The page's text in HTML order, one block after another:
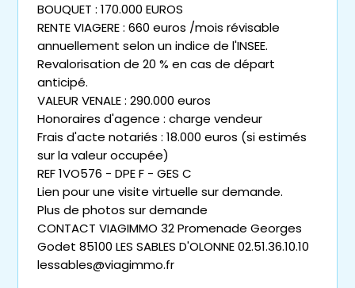
BOUQUET : 170.000 EUROS
RENTE VIAGERE : 660 euros /mois révisable
annuellement selon un indice de l'INSEE.
Revalorisation de 20 % en cas de départ
anticipé.
VALEUR VENALE : 290.000 euros
Honoraires d'agence : charge vendeur
Frais d'acte notariés : 18.000 euros (si estimés
sur la valeur occupée)
REF 1VO576 - DPE F - GES C
Lien pour une visite virtuelle sur demande.
Plus de photos sur demande
CONTACT VIAGIMMO 32 Promenade Georges
Godet 85100 LES SABLES D'OLONNE 02.51.36.10.10
lessables@viagimmo.fr